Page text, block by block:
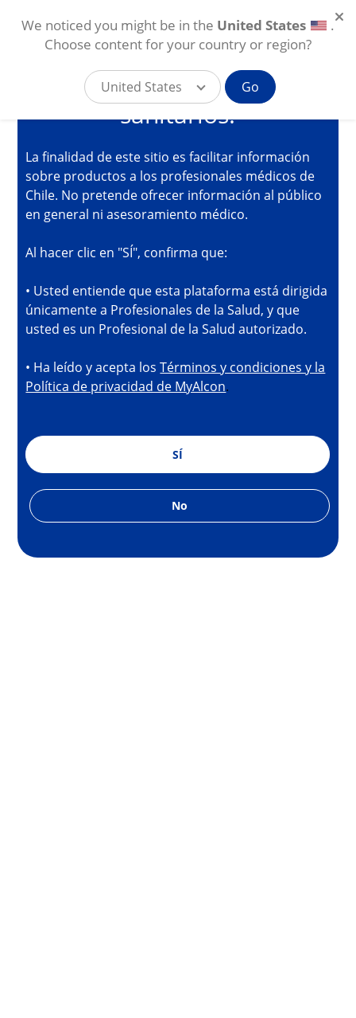
Está accediendo a la
plataforma online de Alcon
para profesionales
sanitarios.
La finalidad de este sitio es facilitar información
sobre productos a los profesionales médicos de
Chile. No pretende ofrecer información al público
en general ni asesoramiento médico.
Al hacer clic en "SÍ", confirma que:
• Usted entiende que esta plataforma está dirigida
únicamente a Profesionales de la Salud, y que
usted es un Profesional de la Salud autorizado.
• Ha leído y acepta losTérminos y condiciones y la
Política de privacidad de MyAlcon.
SÍ
No
Pasar al contenido principal
We noticed you might be in the United States
.
Choose content for your country or region?
United States Go